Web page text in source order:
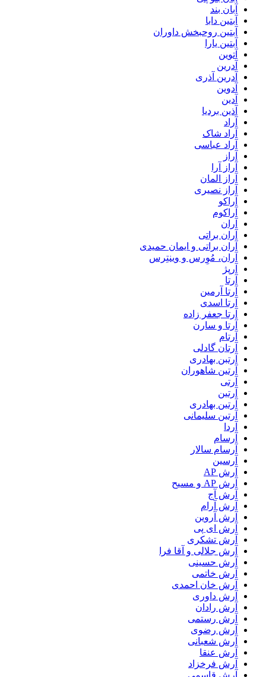
آبان بند
آبتین دابا
آبتین روحبخش داوران
آبتین یارا
آتوین
آدرین
آدرین آذری
آدوین
آدین
آذین بردیا
آراد
آراد شاک
آراد عباسی
آراز
آراز آرا
آراز المان
آراز نصیری
آراکو
آراکوم
آران
آران براتی
آران براتی و ایمان حمیدی
آران، مُوِرس و وینتِرس
آرپژ
آرتا
آرتا آرمین
آرتا اسدی
آرتا جعفر زاده
آرتا و سارن
آرتام
آرتان گادلی
آرتبن بهادری
آرتين شاهوران
آرتی
آرتین
آرتین بهادری
آرتین سلیمانی
آردا
آرسام
آرسام سالار
آرسین
آرش AP
آرش AP و مسیح
آرش آج
آرش آرام
آرش آروین
آرش ای پی
آرش تشکری
آرش جلالی و آقا فرا
آرش حسینی
آرش خاتمی
آرش خان احمدی
آرش داوری
آرش رادان
آرش رستمى
آرش رضوی
آرش شعبانی
آرش عنقا
آرش فرخزاد
آرش قاسمی